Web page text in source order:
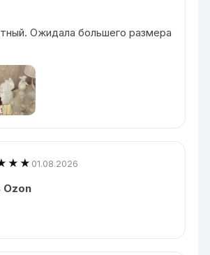
Ожидала большего размера
01.08.2026
Ozon